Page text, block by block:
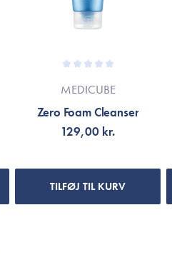
MEDICUBE
Zero Foam Cleanser
129,00 kr.
TILFØJ TIL KURV